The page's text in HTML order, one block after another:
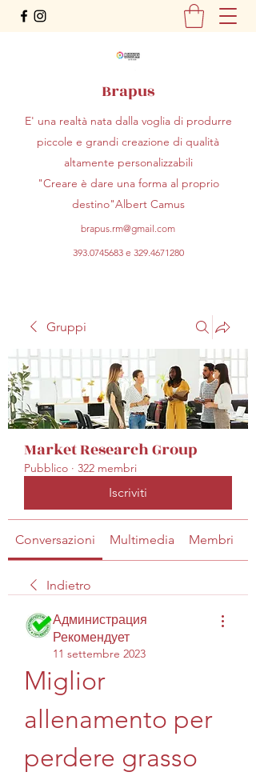
Brapus
E' una realtà nata dalla voglia di produrre
piccole e grandi creazione di qualità
altamente personalizzabili
"Creare è dare una forma al proprio
destino"Albert Camus
brapus.rm@gmail.com
393.0745683e 329.4671280
Gruppi
Market Research Group
Pubblico · 322 membri
Iscriviti
Conversazioni Multimedia Membri
Indietro
Администрация
Рекомендует
11 settembre 2023
Miglior
allenamento per
perdere grasso